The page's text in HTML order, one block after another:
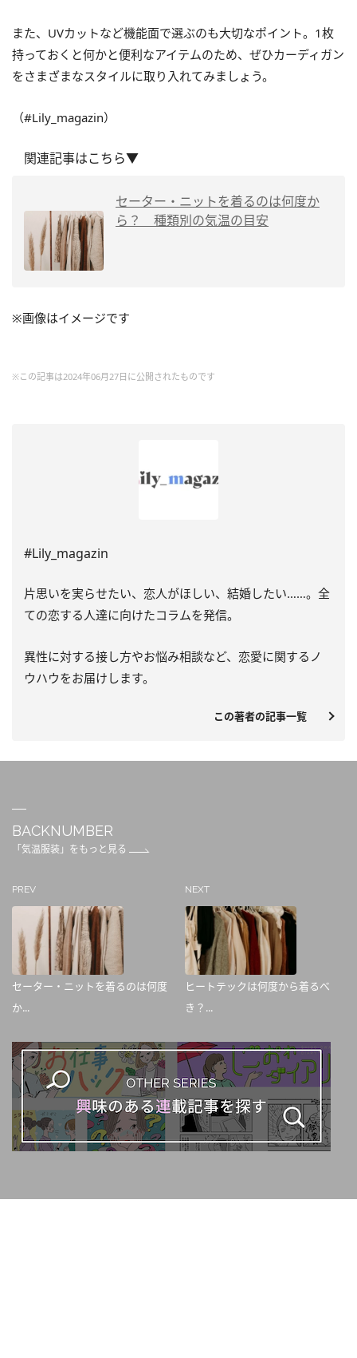
また、UVカットなど機能面で選ぶのも大切なポイント。1枚
持っておくと何かと便利なアイテムのため、ぜひカーディガン
をさまざまなスタイルに取り入れてみましょう。
（#Lily_magazin）
関連記事はこちら▼
セーター・ニットを着るのは何度か
ら？ 種類別の気温の目安
※画像はイメージです
※この記事は2024年06月27日に公開されたものです
#Lily_magazin
片思いを実らせたい、恋人がほしい、結婚したい……。全
ての恋する人達に向けたコラムを発信。
異性に対する接し方やお悩み相談など、恋愛に関するノ
ウハウをお届けします。
この著者の記事一覧
BACKNUMBER
「気温服装」をもっと見る
PREV
セーター・ニットを着るのは何度
か...
NEXT
ヒートテックは何度から着るべ
き？...